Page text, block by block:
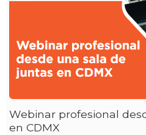
Webinar profesional
en CDMX